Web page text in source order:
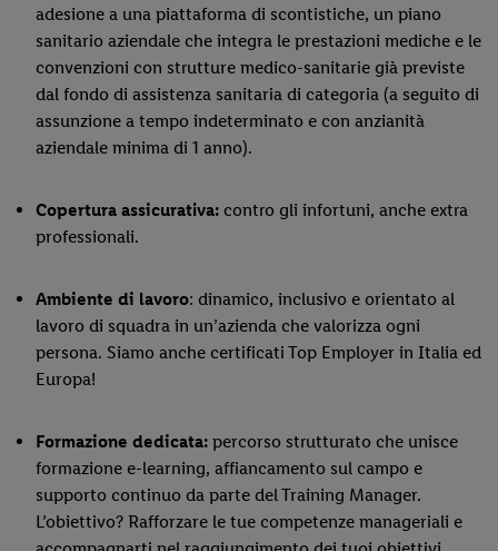
adesione a una piattaforma di scontistiche, un piano
sanitario aziendale che integra le prestazioni mediche e le
convenzioni con strutture medico-sanitarie già previste
dal fondo di assistenza sanitaria di categoria (a seguito di
assunzione a tempo indeterminato e con anzianità
aziendale minima di 1 anno).
Copertura assicurativa: contro gli infortuni, anche extra
professionali.
Ambiente di lavoro: dinamico, inclusivo e orientato al
lavoro di squadra in un’azienda che valorizza ogni
persona. Siamo anche certificati Top Employer in Italia ed
Europa!
Formazione dedicata: percorso strutturato che unisce
formazione e-learning, affiancamento sul campo e
supporto continuo da parte del Training Manager.
L’obiettivo? Rafforzare le tue competenze manageriali e